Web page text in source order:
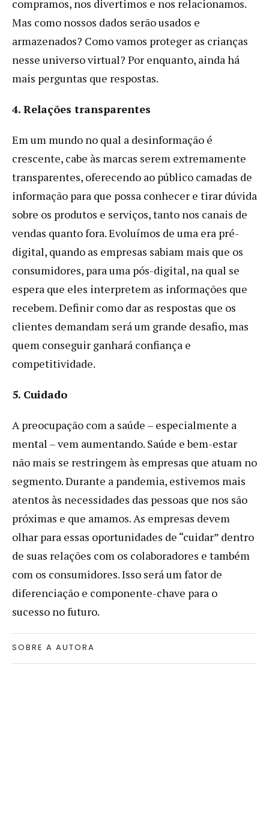
compramos, nos divertimos e nos relacionamos.
Mas como nossos dados serão usados e
armazenados? Como vamos proteger as crianças
nesse universo virtual? Por enquanto, ainda há
mais perguntas que respostas.
4. Relações transparentes
Em um mundo no qual a desinformação é
crescente, cabe às marcas serem extremamente
transparentes, oferecendo ao público camadas de
informação para que possa conhecer e tirar dúvida
sobre os produtos e serviços, tanto nos canais de
vendas quanto fora. Evoluímos de uma era pré-
digital, quando as empresas sabiam mais que os
consumidores, para uma pós-digital, na qual se
espera que eles interpretem as informações que
recebem. Definir como dar as respostas que os
clientes demandam será um grande desafio, mas
quem conseguir ganhará confiança e
competitividade.
5. Cuidado
A preocupação com a saúde – especialmente a
mental – vem aumentando. Saúde e bem-estar
não mais se restringem às empresas que atuam no
segmento. Durante a pandemia, estivemos mais
atentos às necessidades das pessoas que nos são
próximas e que amamos. As empresas devem
olhar para essas oportunidades de “cuidar” dentro
de suas relações com os colaboradores e também
com os consumidores. Isso será um fator de
diferenciação e componente-chave para o
sucesso no futuro.
SOBRE A AUTORA